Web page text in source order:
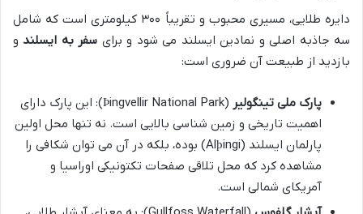
دایره طلایی، مسیری محبوب و تقریباً ۳۰۰ کیلومتری است که شامل
سه جاذبه اصلی و نمادین ایسلند می شود و برای سفر به ایسلندو
بازدید از طبیعت آن ضروری است:
پارک ملی تینگولیر
(Þingvellir National Park): این پارک دارای
اهمیت تاریخی و زمین شناسی بالایی است. نه تنها محل اولین
پارلمان ایسلند (Alþingi) بوده، بلکه در آن می توان شکافی را
مشاهده کرد که محل تلاقی صفحات تکتونیکی اوراسیا و
آمریکای شمالی است.